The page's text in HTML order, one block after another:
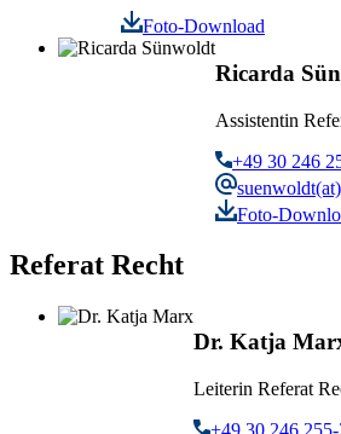
Foto-Download
Ricarda
Assistentin
+49 30 246
Foto-
Referat Recht
Dr. Katja
Leiterin Referat
+49 30 246 255-